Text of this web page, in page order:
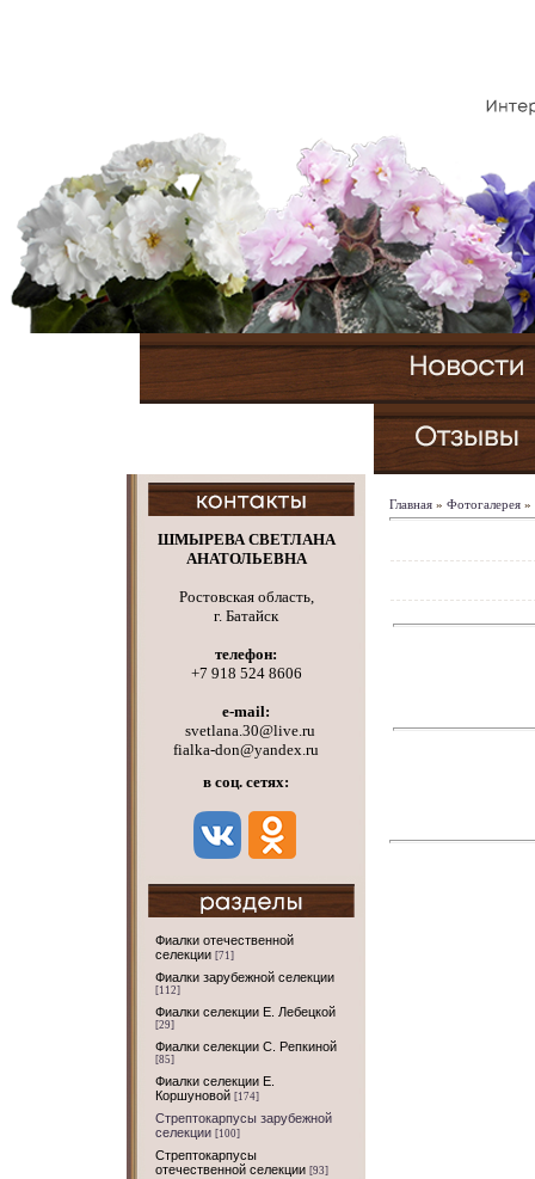
ШМЫРЕВА СВЕТЛАНА
АНАТОЛЬЕВНА
Ростовская область,
г. Батайск
телефон:
+7 918 524 8606
e-mail:
svetlana.30@live.ru
fialka-don@yandex.ru
в соц. сетях:
Фиалки отечественной
селекции [71]
Фиалки зарубежной селекции
[112]
Фиалки селекции Е. Лебецкой
[29]
Фиалки селекции С. Репкиной
[85]
Фиалки селекции Е.
Коршуновой [174]
Стрептокарпусы зарубежной
селекции [100]
Стрептокарпусы
отечественной селекции [93]
Главная » Фотогалерея »